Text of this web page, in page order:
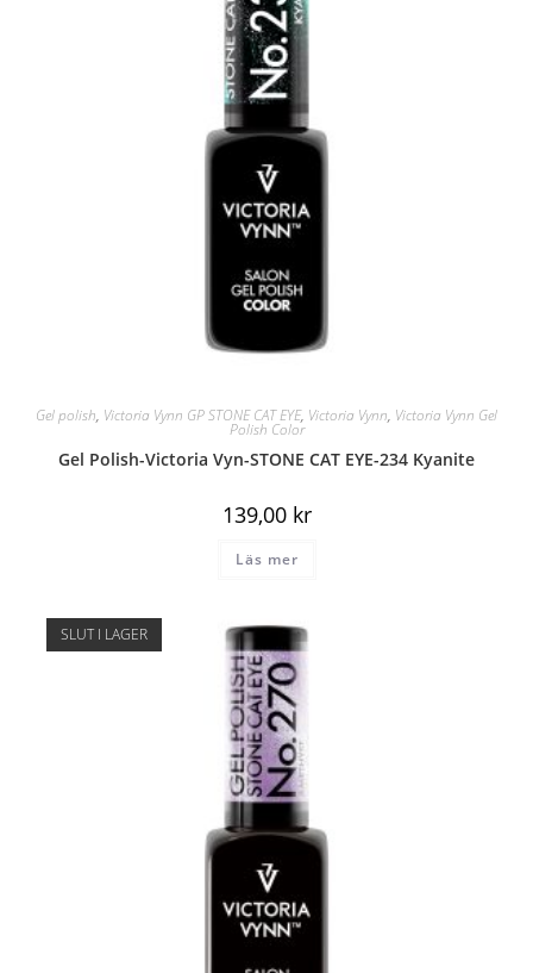
Gel polish, Victoria Vynn GP STONE CAT EYE, Victoria Vynn, Victoria Vynn Gel
Polish Color
Gel Polish-Victoria Vyn-STONE CAT EYE-234 Kyanite
139,00 kr
Läs mer
SLUT I LAGER